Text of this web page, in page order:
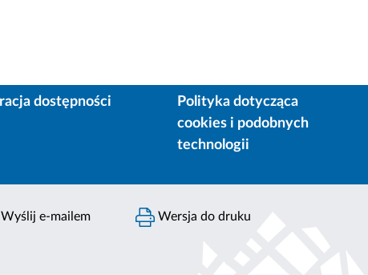
dostępności
Polityka dotycząca
cookies i podobnych
technologii
Wyślij e-mailem Wersja do druku